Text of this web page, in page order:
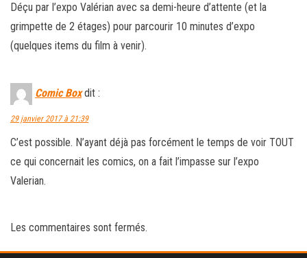
Déçu par l’expo Valérian avec sa demi-heure d’attente (et la
grimpette de 2 étages) pour parcourir 10 minutes d’expo
(quelques items du film à venir).
Comic Box dit :
29 janvier 2017 à 21:39
C’est possible. N’ayant déjà pas forcément le temps de voir TOUT
ce qui concernait les comics, on a fait l’impasse sur l’expo
Valerian.
Les commentaires sont fermés.